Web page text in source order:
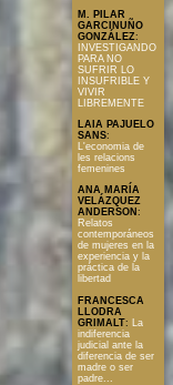
M. PILAR
GARCINUÑO
GONZÁLEZ:
INVESTIGANDO
PARA NO
SUFRIR LO
INSUFRIBLE Y
VIVIR
LIBREMENTE
LAIA PAJUELO
SANS:
L'economia de
les relacions
femenines
ANA MARÍA
VELÁZQUEZ
ANDERSON :
Relatos
contemporáneos
de mujeres en la
experiencia y la
práctica de la
libertad
FRANCESCA
LLODRA
GRIMALT:
La
indiferencia
judicial ante la
diferencia de ser
madre o ser
padre...